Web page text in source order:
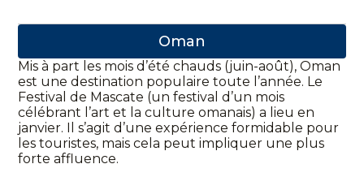
Oman
Mis à part les mois d’été chauds (juin-août), Oman
est une destination populaire toute l’année. Le
Festival de Mascate (un festival d’un mois
célébrant l’art et la culture omanais) a lieu en
janvier. Il s’agit d’une expérience formidable pour
les touristes, mais cela peut impliquer une plus
forte affluence.